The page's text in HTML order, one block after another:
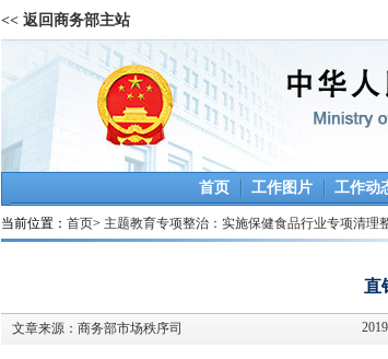
<< 返回商务部主站
首页 工作图片 工作动
当前位置： 首页> 主题教育专项整治：实施保健食品行业专项清理
直
文章来源： 商务部市场秩序司